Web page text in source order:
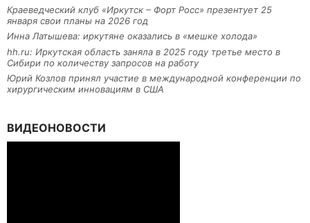
Краеведческий клуб «Иркутск – Форт Росс» презентует 25
января свои планы на 2026 год
Инна Латышева: иркутяне оказались в «мешке холода»
hh.ru: Иркутская область заняла в 2025 году третье место в
Сибири по количеству запросов на работу
Юрий Козлов принял участие в международной конференции по
хирургическим инновациям в США
ВИДЕОНОВОСТИ